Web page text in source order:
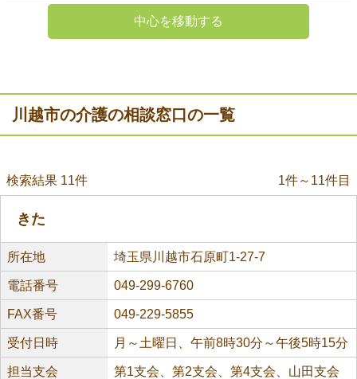
中心を移動する
川越市の介護の相談窓口の一覧
検索結果 11件 1件～11件目
きた
所在地 埼玉県川越市石原町1-27-7
電話番号 049-299-6760
FAX番号 049-229-5855
受付日時 月～土曜日、午前8時30分～午後5時15分
担当支会 第1支会、第2支会、第4支会、山田支会